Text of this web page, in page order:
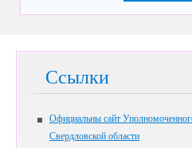
Ссылки
Официальны сайт
Свердловской области